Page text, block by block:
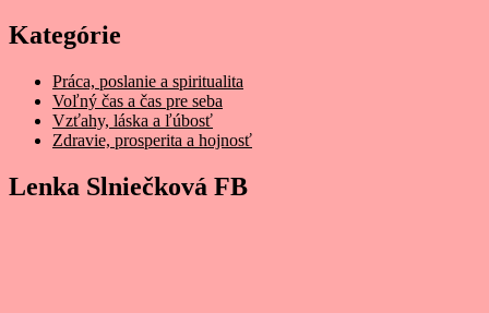
Kategórie
Práca, poslanie a spiritualita
Voľný čas a čas pre seba
Vzťahy, láska a ľúbosť
Zdravie, prosperita a hojnosť
Lenka Slniečková FB